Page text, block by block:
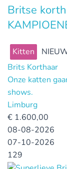
Britse
Kitten
Brits Korthaar
Onze katten
shows.
Limburg
€ 1.600,00
08-08-2026
07-10-2026
129